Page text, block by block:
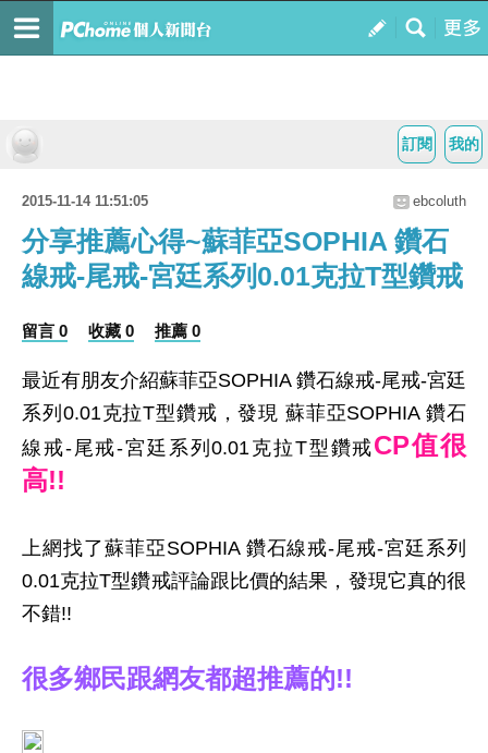
我的
訂閱
2015-11-14 11:51:05 ebcoluth
分享推薦心得~蘇菲亞SOPHIA 鑽石
線戒-尾戒-宮廷系列0.01克拉T型鑽戒
留言 0 收藏 0 推薦 0
最近有朋友介紹蘇菲亞SOPHIA 鑽石線戒-尾戒-宮廷
系列0.01克拉T型鑽戒，發現 蘇菲亞SOPHIA 鑽石
線戒-尾戒-宮廷系列0.01克拉T型鑽戒CP值很
高!!
上網找了蘇菲亞SOPHIA 鑽石線戒-尾戒-宮廷系列
0.01克拉T型鑽戒評論跟比價的結果，發現它真的很
不錯!!
很多鄉民跟網友都超推薦的!!